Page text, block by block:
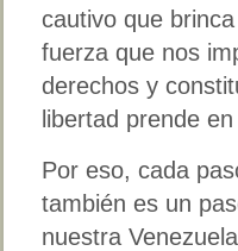
cautivo que
fuerza que nos
derechos y
libertad prende
Por eso, cada
también es un
nuestra